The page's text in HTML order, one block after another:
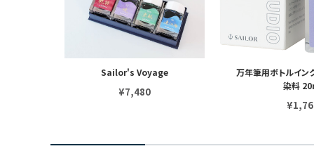
Sailor's Voyage
¥7,480
万年筆用ボトルイン
染料